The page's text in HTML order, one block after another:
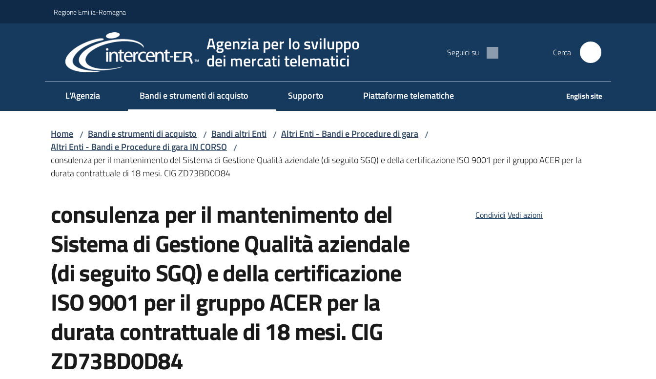
Regione Emilia-Romagna
Agenzia per lo sviluppo
dei mercati telematici Seguici su Cerca
L'Agenzia Bandi e strumenti di acquisto Supporto Piattaforme telematiche English site
Home / Bandi e strumenti di acquisto / Bandi altri Enti / Altri Enti - Bandi e Procedure di gara /
Altri Enti - Bandi e Procedure di gara IN CORSO /
consulenza per il mantenimento del Sistema di Gestione Qualità aziendale (di seguito SGQ) e della certificazione ISO 9001 per il gruppo ACER per la
durata contrattuale di 18 mesi. CIG ZD73BD0D84
consulenza per il mantenimento del
Sistema di Gestione Qualità aziendale
(di seguito SGQ) e della certificazione
ISO 9001 per il gruppo ACER per la
durata contrattuale di 18 mesi. CIG
ZD73BD0D84
Condividi Vedi azioni